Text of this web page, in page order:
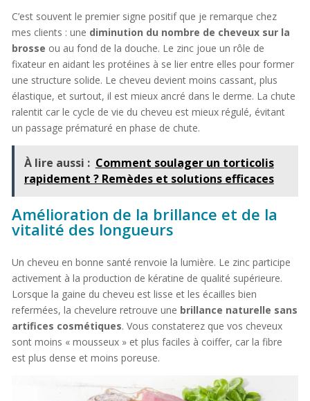
C’est souvent le premier signe positif que je remarque chez
mes clients : une diminution du nombre de cheveux sur la
brosse ou au fond de la douche. Le zinc joue un rôle de
fixateur en aidant les protéines à se lier entre elles pour former
une structure solide. Le cheveu devient moins cassant, plus
élastique, et surtout, il est mieux ancré dans le derme. La chute
ralentit car le cycle de vie du cheveu est mieux régulé, évitant
un passage prématuré en phase de chute.
À lire aussi : Comment soulager un torticolis
rapidement ? Remèdes et solutions efficaces
Amélioration de la brillance et de la
vitalité des longueurs
Un cheveu en bonne santé renvoie la lumière. Le zinc participe
activement à la production de kératine de qualité supérieure.
Lorsque la gaine du cheveu est lisse et les écailles bien
refermées, la chevelure retrouve une brillance naturelle sans
artifices cosmétiques. Vous constaterez que vos cheveux
sont moins « mousseux » et plus faciles à coiffer, car la fibre
est plus dense et moins poreuse.